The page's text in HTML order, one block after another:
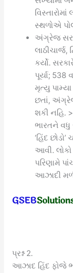
સ્થળોએ
અંગ્રેજ
કર્યો.
પૂર્યા; 538
મૃત્યુ
છતાં,
શકી નહિ.
ભારતને વધુ
‘હિંદ
આવી.
પરિણામે
આઝાદી
પ્રશ્ન 2.
આઝાદ હિંદ ફોજે